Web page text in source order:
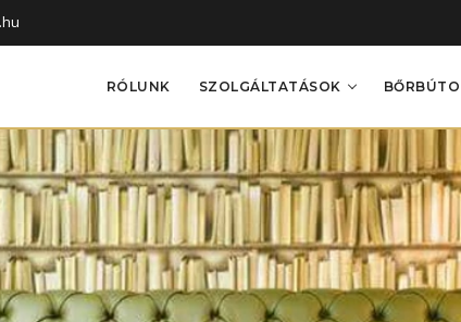
RÓLUNK SZOLGÁLTATÁSOK